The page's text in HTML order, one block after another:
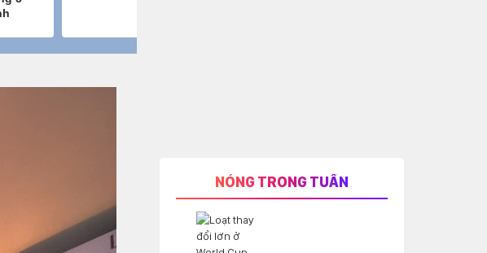
NÓNG TRONG TUẦN